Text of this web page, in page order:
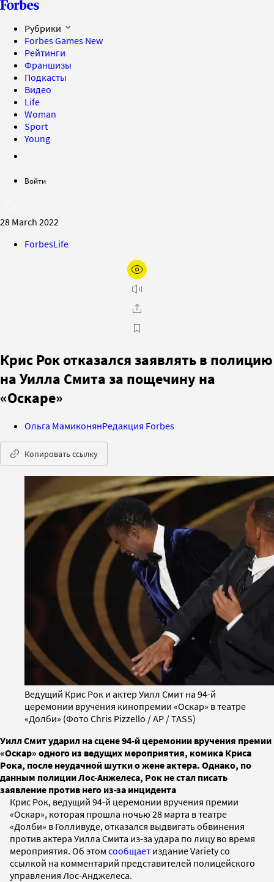
Рубрики
Forbes Games New
Рейтинги
Франшизы
Подкасты
Видео
Life
Woman
Sport
Young
Войти
28 March 2022
ForbesLife
Крис Рок отказался заявлять в полицию
на Уилла Смита за пощечину на
«Оскаре»
Ольга МамиконянРедакция Forbes
Копировать ссылку
Ведущий Крис Рок и актер Уилл Смит на 94-й
церемонии вручения кинопремии «Оскар» в театре
«Долби» (Фото Chris Pizzello / AP / TASS)
Уилл Смит ударил на сцене 94-й церемонии вручения премии
«Оскар» одного из ведущих мероприятия, комика Криса
Рока, после неудачной шутки о жене актера. Однако, по
данным полиции Лос-Анжелеса, Рок не стал писать
заявление против него из-за инцидента
Крис Рок, ведущий 94-й церемонии вручения премии
«Оскар», которая прошла ночью 28 марта в театре
«Долби» в Голливуде, отказался выдвигать обвинения
против актера Уилла Смита из-за удара по лицу во время
мероприятия. Об этом сообщает издание Variety со
ссылкой на комментарий представителей полицейского
управления Лос-Анджелеса.